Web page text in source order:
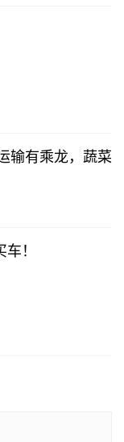
输有乘龙，蔬菜
！